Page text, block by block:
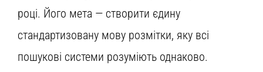
році. Його мета — створити єдину
стандартизовану мову розмітки, яку всі
пошукові системи розуміють однаково.